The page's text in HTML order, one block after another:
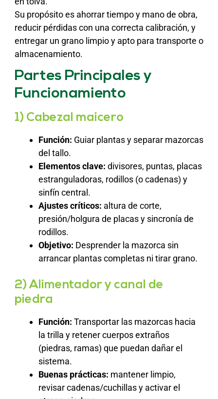
Su propósito es ahorrar tiempo y mano de obra,
reducir pérdidas con una correcta calibración, y
entregar un grano limpio y apto para transporte o
almacenamiento.
Partes Principales y
Funcionamiento
1) Cabezal maicero
Función: Guiar plantas y separar mazorcas
del tallo.
Elementos clave: divisores, puntas, placas
estranguladoras, rodillos (o cadenas) y
sinfín central.
Ajustes críticos: altura de corte,
presión/holgura de placas y sincronía de
rodillos.
Objetivo: Desprender la mazorca sin
arrancar plantas completas ni tirar grano.
2) Alimentador y canal de
piedra
Función: Transportar las mazorcas hacia
la trilla y retener cuerpos extraños
(piedras, ramas) que puedan dañar el
sistema.
Buenas prácticas: mantener limpio,
revisar cadenas/cuchillas y activar el